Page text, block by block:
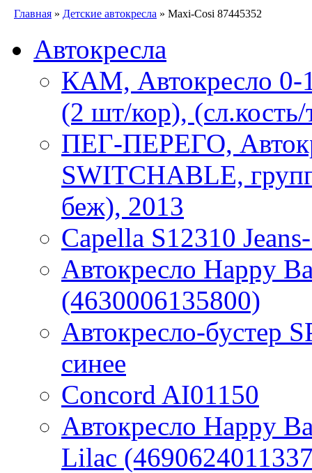
Главная » Детские автокресла » Maxi-Cosi 87445352
Автокресла
КАМ, Автокресло 0-
(2 шт/кор),
ПЕГ-ПЕРЕГО,
SWITCHABLE,
беж), 2013
Capella S12310
Автокресло Happy
(4630006135800)
Автокресло-бустер
синее
Concord AI01150
Автокресло Happy
Lilac